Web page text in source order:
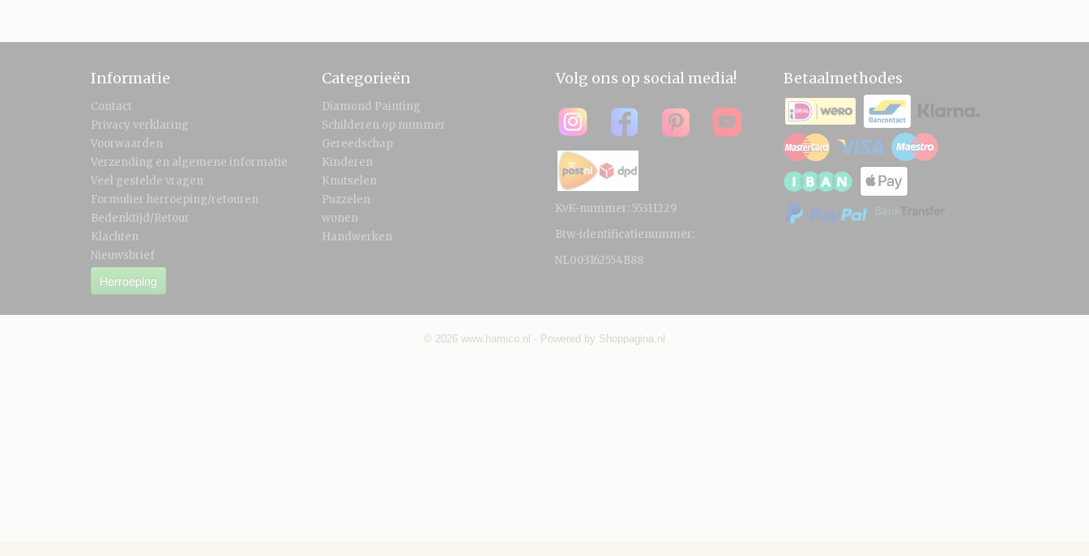
Informatie
Contact
Privacy verklaring
Voorwaarden
Verzending en algemene informatie
Veel gestelde vragen
Formulier herroeping/retouren
Bedenktijd/Retour
Klachten
Nieuwsbrief
Herroeping
Categorieën
Diamond Painting
Schilderen op nummer
Gereedschap
Kinderen
Knutselen
Puzzelen
wonen
Handwerken
Volg ons op social media!
KvK-nummer: 55311229
Btw-identificatienummer:
NL003162554B88
Betaalmethodes
© 2026 www.hamico.nl - Powered by Shoppagina.nl